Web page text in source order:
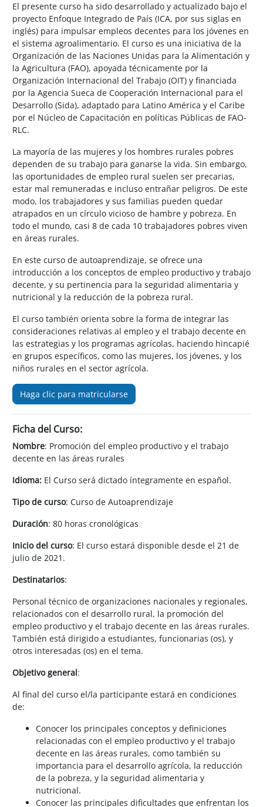
Salta al contenido principal
El presente curso ha sido desarrollado y actualizado bajo el
proyecto Enfoque Integrado de País (ICA, por sus siglas en
inglés) para impulsar empleos decentes para los jóvenes en
el sistema agroalimentario. El curso es una iniciativa de la
Organización de las Naciones Unidas para la Alimentación y
la Agricultura (FAO), apoyada técnicamente por la
Organización Internacional del Trabajo (OIT) y financiada
por la Agencia Sueca de Cooperación Internacional para el
Desarrollo (Sida), adaptado para Latino América y el Caribe
por el Núcleo de Capacitación en políticas Públicas de FAO-
RLC.
La mayoría de las mujeres y los hombres rurales pobres
dependen de su trabajo para ganarse la vida. Sin embargo,
las oportunidades de empleo rural suelen ser precarias,
estar mal remuneradas e incluso entrañar peligros. De este
modo, los trabajadores y sus familias pueden quedar
atrapados en un círculo vicioso de hambre y pobreza. En
todo el mundo, casi 8 de cada 10 trabajadores pobres viven
en áreas rurales.
En este curso de autoaprendizaje, se ofrece una
introducción a los conceptos de empleo productivo y trabajo
decente, y su pertinencia para la seguridad alimentaria y
nutricional y la reducción de la pobreza rural.
El curso también orienta sobre la forma de integrar las
consideraciones relativas al empleo y el trabajo decente en
las estrategias y los programas agrícolas, haciendo hincapié
en grupos específicos, como las mujeres, los jóvenes, y los
niños rurales en el sector agrícola.
Haga clic para matricularse
Ficha del Curso:
Nombre: Promoción del empleo productivo y el trabajo
decente en las áreas rurales
Idioma: El Curso será dictado íntegramente en español.
Tipo de curso: Curso de Autoaprendizaje
Duración: 80 horas cronológicas
Inicio del curso: El curso estará disponible desde el 21 de
julio de 2021.
Destinatarios:
Personal técnico de organizaciones nacionales y regionales,
relacionados con el desarrollo rural, la promoción del
empleo productivo y el trabajo decente en las áreas rurales.
También está dirigido a estudiantes, funcionarias (os), y
otros interesadas (os) en el tema.
Objetivo general:
Al final del curso el/la participante estará en condiciones
de:
Conocer los principales conceptos y definiciones
relacionadas con el empleo productivo y el trabajo
decente en las áreas rurales, como también su
importancia para el desarrollo agrícola, la reducción
de la pobreza, y la seguridad alimentaria y
nutricional.
Conocer las principales dificultades que enfrentan los